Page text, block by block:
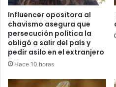
Influencer opositora al
chavismo asegura que
persecución política la
obligó a salir del país y
pedir asilo en el extranjero
Hace 10 horas